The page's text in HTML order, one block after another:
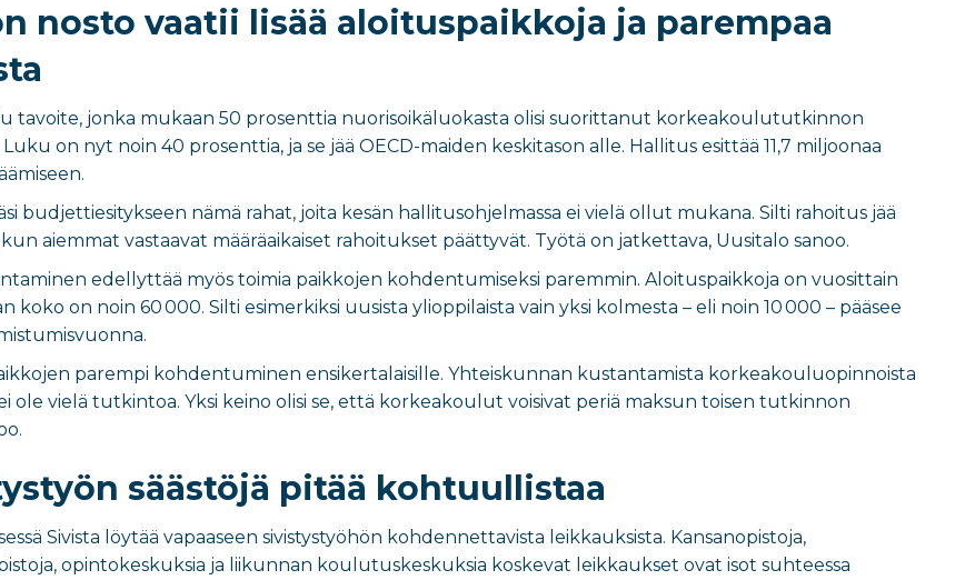
nosto vaatii lisää aloituspaikkoja ja parempaa
tavoite, jonka mukaan 50 prosenttia nuorisoikäluokasta olisi suorittanut korkeakoulututkinnon
on nyt noin 40 prosenttia, ja se jää OECD-maiden keskitason alle. Hallitus esittää 11,7 miljoonaa
budjettiesitykseen nämä rahat, joita kesän hallitusohjelmassa ei vielä ollut mukana. Silti rahoitus jää
aiemmat vastaavat määräaikaiset rahoitukset päättyvät. Työtä on jatkettava, Uusitalo sanoo.
edellyttää myös toimia paikkojen kohdentumiseksi paremmin. Aloituspaikkoja on vuosittain
koko on noin 60 000. Silti esimerkiksi uusista ylioppilaista vain yksi kolmesta – eli noin 10 000 – pääsee
parempi kohdentuminen ensikertalaisille. Yhteiskunnan kustantamista korkeakouluopinnoista
ole vielä tutkintoa. Yksi keino olisi se, että korkeakoulut voisivat periä maksun toisen tutkinnon
säästöjä pitää kohtuullistaa
Sivista löytää vapaaseen sivistystyöhön kohdennettavista leikkauksista. Kansanopistoja,
opintokeskuksia ja liikunnan koulutuskeskuksia koskevat leikkaukset ovat isot suhteessa